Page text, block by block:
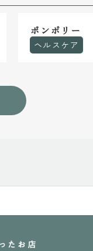
ボンポリー
ヘルスケア